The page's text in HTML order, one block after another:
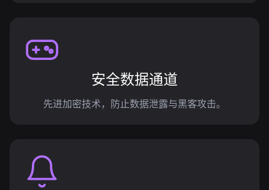
安全数据通道
先进加密技术，防止数据泄露与黑客攻击。